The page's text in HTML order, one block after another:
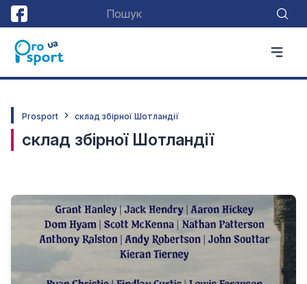
Prosport склад збірної Шотландії
склад збірної Шотландії